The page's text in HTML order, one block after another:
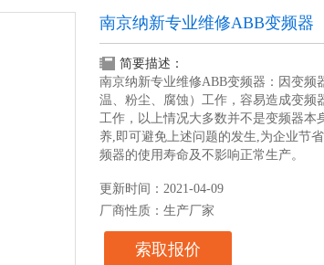
南京纳新专业维修ABB变频器
简要描述：
南京纳新专业维修ABB变频器：因变频
温、粉尘、腐蚀）工作，容易造成变频
工作，以上情况大多数并不是变频器本
养,即可避免上述问题的发生,为企业节
频器的使用寿命及不影响正常生产。
更新时间：2021-04-09
厂商性质：生产厂家
索取报价